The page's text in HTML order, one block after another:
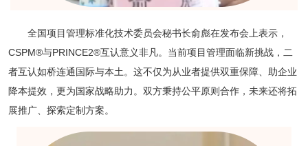
全国项目管理标准化技术委员会秘书长俞彪在发布会上表示，
CSPM®与PRINCE2®互认意义非凡。当前项目管理面临新挑战，二
者互认如桥连通国际与本土。这不仅为从业者提供双重保障、助企业
降本提效，更为国家战略助力。双方秉持公平原则合作，未来还将拓
展推广、探索定制方案。